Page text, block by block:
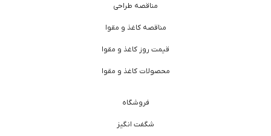
مناقصه طراحی
مناقصه کاغذ و مقوا
قیمت روز کاغذ و مقوا
محصولات کاغذ و مقوا
فروشگاه
شگفت انگیز